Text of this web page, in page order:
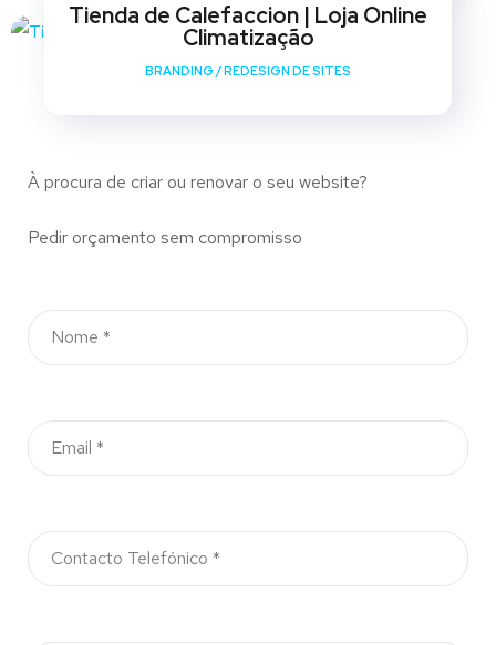
Tienda de Calefaccion | Loja Online
Climatização
BRANDING /REDESIGN DE SITES
À procura de criar ou renovar o seu website?
Pedir orçamento sem compromisso